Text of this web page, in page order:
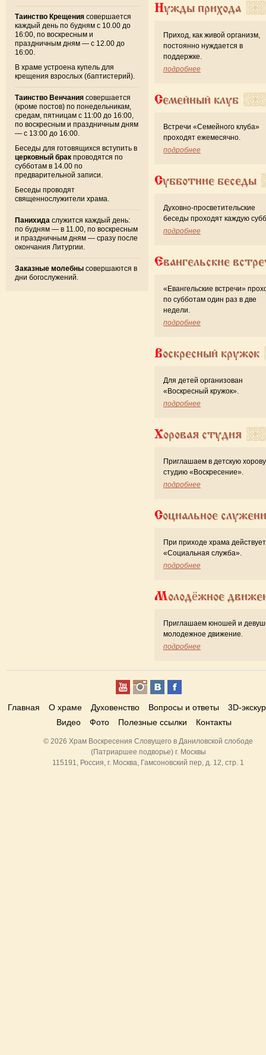
Таинство Крещения совершается
каждый день по будням с 10.00 до
16:00, по воскресным и
праздничным дням — с 12.00 до
16:00.
В храме устроена купель для
крещения взрослых (баптистерий).
Таинство Венчания совершается
(кроме постов) по понедельникам,
средам, пятницам с 11:00 до 16:00,
по воскресным и праздничным дням
— с 13:00 до 16:00.
Беседы для готовящихся вступить в
церковный брак проводятся по
субботам в 14.00 по
предварительной записи.
Беседы проводят
священнослужители храма.
Панихида служится каждый день:
по будням — в 11.00, по воскресным
и праздничным дням — сразу после
окончания Литургии.
Заказные молебны совершаются в
дни богослужений.
Нужды прихода
Приход, как живой организм,
постоянно нуждается в
поддержке.
подробнее
Семейный клуб
Встречи «Семейного клуба»
проходят ежемесячно.
подробнее
Субботние беседы
Духовно-просветительские
беседы проходят каждую
подробнее
Евангельские
«Евангельские встречи»
по субботам один раз в две
недели.
подробнее
Воскресный кружок
Для детей организован
«Воскресный кружок».
подробнее
Хоровая студия
Приглашаем в детскую
студию «Воскресение».
подробнее
Социальное
При приходе храма действует
«Cоциальная служба».
подробнее
Молодёжное
Приглашаем юношей и
молодежное движение.
подробнее
Главная О храме Духовенство Вопросы и ответы
3D-
Видео
Фото Полезные ссылки Контакты
© 2026 Храм Воскресения Словущего в Даниловской слободе
(Патриаршее подворье) г. Москвы
115191, Россия, г. Москва, Гамсоновский пер, д. 12, стр. 1